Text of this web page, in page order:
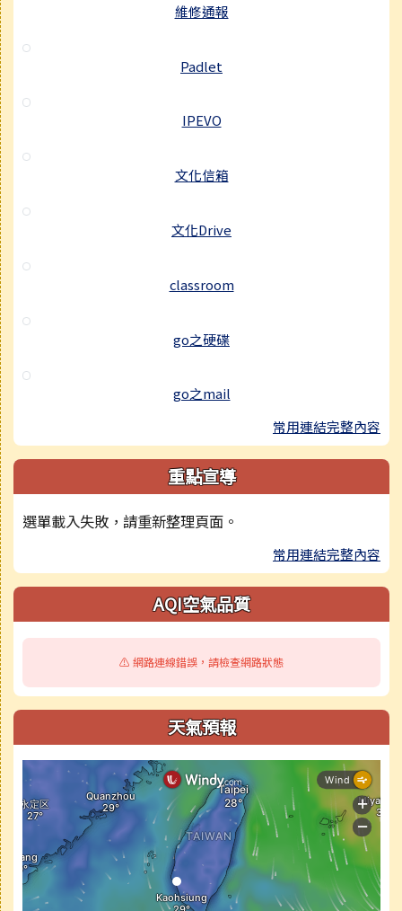
維修通報
Padlet
IPEVO
文化信箱
文化Drive
classroom
go之硬碟
go之mail
常用連結完整內容
重點宣導
選單載入失敗，請重新整理頁面。
常用連結完整內容
AQI空氣品質
⚠️ 網路連線錯誤，請檢查網路狀態
天氣預報